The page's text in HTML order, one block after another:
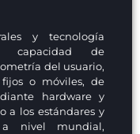
y tecnología
capacidad de
del usuario,
o móviles, de
hardware y
a los estándares y
a nivel mundial,